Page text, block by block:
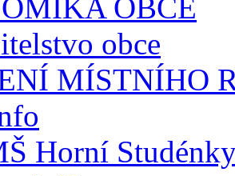
OBCE
obce
MÍSTNÍHO
Horní